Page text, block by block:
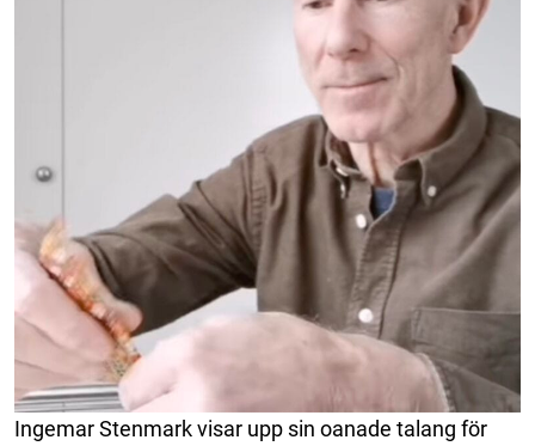
Ingemar Stenmark visar upp sin oanade talang för